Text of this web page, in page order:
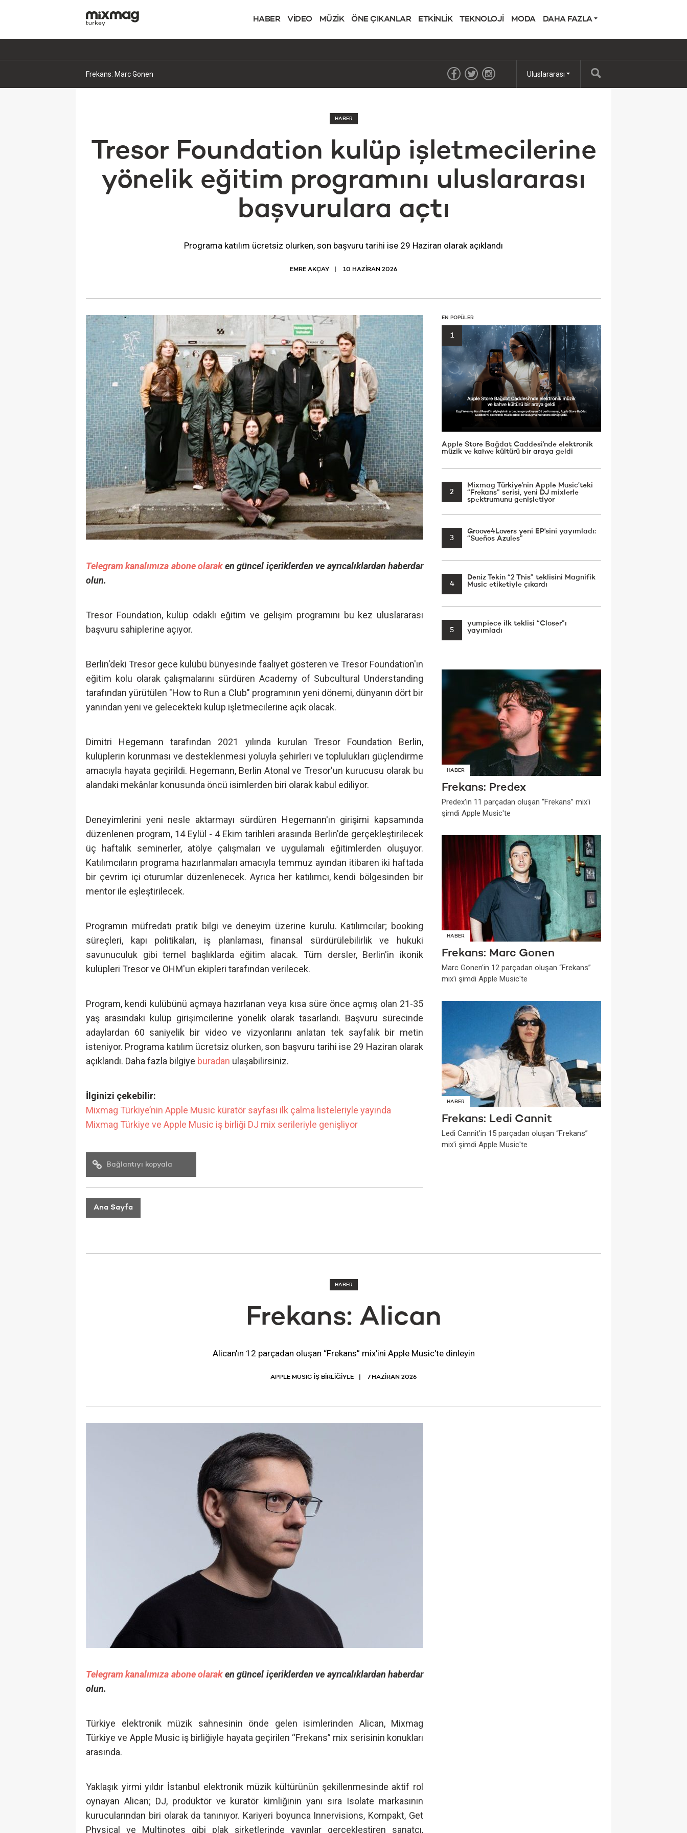
HABER VİDEO MÜZİK ÖNE ÇIKANLAR ETKİNLİK TEKNOLOJİ MODA DAHA FAZLA
Frekans: Ledi Cannit Uluslararası
HABER
Tresor Foundation kulüp işletmecilerine
yönelik eğitim programını uluslararası
başvurulara açtı
Programa katılım ücretsiz olurken, son başvuru tarihi ise 29 Haziran olarak açıklandı
EMRE AKÇAY 10 HAZIRAN 2026
Telegram kanalımıza abone olaraken güncel içeriklerden ve ayrıcalıklardan haberdar
olun.
Tresor Foundation, kulüp odaklı eğitim ve gelişim programını bu kez uluslararası
başvuru sahiplerine açıyor.
Berlin'deki Tresor gece kulübü bünyesinde faaliyet gösteren ve Tresor Foundation'ın
eğitim kolu olarak çalışmalarını sürdüren Academy of Subcultural Understanding
tarafından yürütülen "How to Run a Club" programının yeni dönemi, dünyanın dört bir
yanından yeni ve gelecekteki kulüp işletmecilerine açık olacak.
Dimitri Hegemann tarafından 2021 yılında kurulan Tresor Foundation Berlin,
kulüplerin korunması ve desteklenmesi yoluyla şehirleri ve toplulukları güçlendirme
amacıyla hayata geçirildi. Hegemann, Berlin Atonal ve Tresor'un kurucusu olarak bu
alandaki mekânlar konusunda öncü isimlerden biri olarak kabul ediliyor.
Deneyimlerini yeni nesle aktarmayı sürdüren Hegemann'ın girişimi kapsamında
düzenlenen program, 14 Eylül - 4 Ekim tarihleri arasında Berlin'de gerçekleştirilecek
üç haftalık seminerler, atölye çalışmaları ve uygulamalı eğitimlerden oluşuyor.
Katılımcıların programa hazırlanmaları amacıyla temmuz ayından itibaren iki haftada
bir çevrim içi oturumlar düzenlenecek. Ayrıca her katılımcı, kendi bölgesinden bir
mentor ile eşleştirilecek.
Programın müfredatı pratik bilgi ve deneyim üzerine kurulu. Katılımcılar; booking
süreçleri, kapı politikaları, iş planlaması, finansal sürdürülebilirlik ve hukuki
savunuculuk gibi temel başlıklarda eğitim alacak. Tüm dersler, Berlin'in ikonik
kulüpleri Tresor ve OHM'un ekipleri tarafından verilecek.
Program, kendi kulübünü açmaya hazırlanan veya kısa süre önce açmış olan 21-35
yaş arasındaki kulüp girişimcilerine yönelik olarak tasarlandı. Başvuru sürecinde
adaylardan 60 saniyelik bir video ve vizyonlarını anlatan tek sayfalık bir metin
isteniyor. Programa katılım ücretsiz olurken, son başvuru tarihi ise 29 Haziran olarak
açıklandı. Daha fazla bilgiye buradan ulaşabilirsiniz.
İlginizi çekebilir:
Mixmag Türkiye’nin Apple Music küratör sayfası ilk çalma listeleriyle yayında
Mixmag Türkiye ve Apple Music iş birliği DJ mix serileriyle genişliyor
Bağlantıyı kopyala
Ana Sayfa
EN POPÜLER
1
Apple Store Bağdat Caddesi’nde elektronik
müzik ve kahve kültürü bir araya geldi
2
Mixmag Türkiye’nin Apple Music’teki
“Frekans” serisi, yeni DJ mixlerle
spektrumunu genişletiyor
3
Groove4Lovers yeni EP'sini yayımladı:
“Sueños Azules”
4
Deniz Tekin “2 This” teklisini Magnifik
Music etiketiyle çıkardı
5
yumpiece ilk teklisi “Closer”ı
yayımladı
HABER
Frekans: Predex
Predex'in 11 parçadan oluşan “Frekans” mix'i
şimdi Apple Music'te
HABER
Frekans: Marc Gonen
Marc Gonen'in 12 parçadan oluşan “Frekans”
mix'i şimdi Apple Music'te
HABER
Frekans: Ledi Cannit
Ledi Cannit'in 15 parçadan oluşan “Frekans”
mix'i şimdi Apple Music'te
HABER
Frekans: Alican
Alican'ın 12 parçadan oluşan “Frekans” mix'ini Apple Music'te dinleyin
APPLE MUSIC İŞ BİRLİĞİYLE 7 HAZIRAN 2026
Telegram kanalımıza abone olaraken güncel içeriklerden ve ayrıcalıklardan haberdar
olun.
Türkiye elektronik müzik sahnesinin önde gelen isimlerinden Alican, Mixmag
Türkiye ve Apple Music iş birliğiyle hayata geçirilen “Frekans” mix serisinin konukları
arasında.
Yaklaşık yirmi yıldır İstanbul elektronik müzik kültürünün şekillenmesinde aktif rol
oynayan Alican; DJ, prodüktör ve küratör kimliğinin yanı sıra Isolate markasının
kurucularından biri olarak da tanınıyor. Kariyeri boyunca Innervisions, Kompakt, Get
Physical ve Multinotes gibi plak şirketlerinde yayınlar gerçekleştiren sanatçı,